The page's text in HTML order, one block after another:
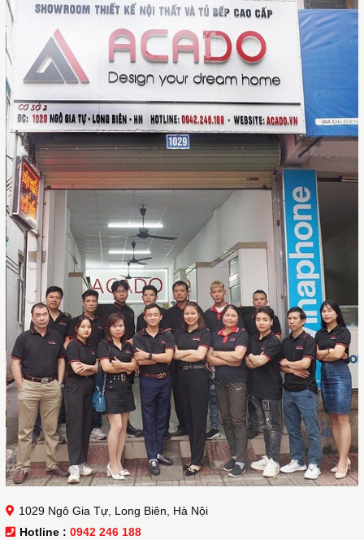
1029 Ngô Gia Tự, Long Biên, Hà Nội
Hotline : 0942 246 188